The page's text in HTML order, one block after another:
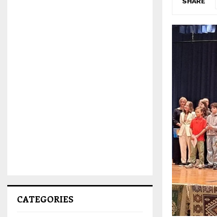
CATEGORIES